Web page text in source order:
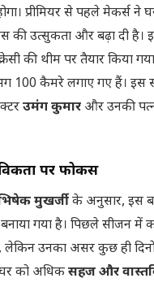
प्रीमियर से पहले मेकर्स ने
की उत्सुकता और बढ़ा दी है।
की थीम पर तैयार किया
100 कैमरे लगाए गए हैं। इस
उमंग कुमार और उनकी
पर फोकस
मुखर्जीके अनुसार, इस
बनाया गया है। पिछले सीजन
लेकिन उनका असर कुछ ही
को अधिकसहज और